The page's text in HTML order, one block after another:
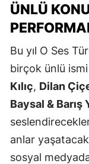
ÜNLÜ
Bu yıl O Ses
birçok ünlü ismi
Kılıç, Dilan
Baysal & Barış
anlar
sosyal